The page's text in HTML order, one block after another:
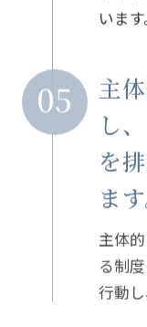
います
05
主
し、
を
ます
主体
る制
行動